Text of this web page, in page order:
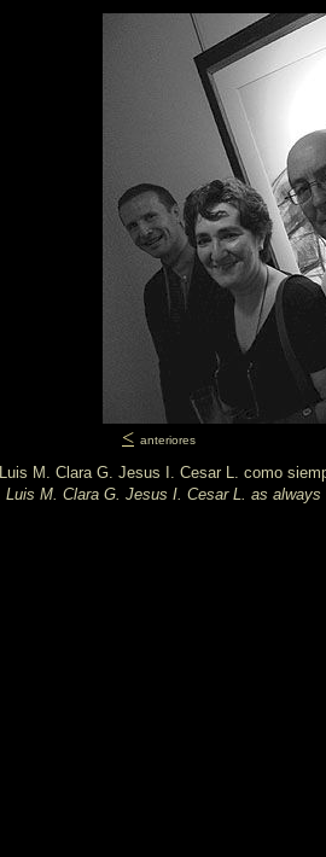
< anteriores
Luis M. Clara G. Jesus I. Cesar L. como
Luis M. Clara G. Jesus I. Cesar L. as always